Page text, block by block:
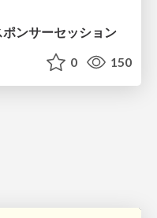
ンサーセッション
0 150